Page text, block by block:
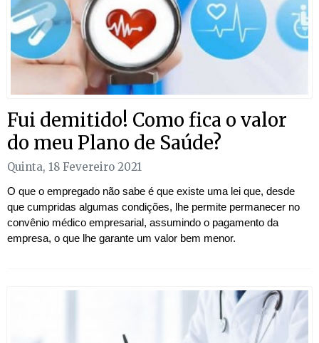
Fui demitido! Como fica o valor
do meu Plano de Saúde?
Quinta, 18 Fevereiro 2021
O que o empregado não sabe é que existe uma lei que, desde
que cumpridas algumas condições, lhe permite permanecer no
convênio médico empresarial, assumindo o pagamento da
empresa, o que lhe garante um valor bem menor.